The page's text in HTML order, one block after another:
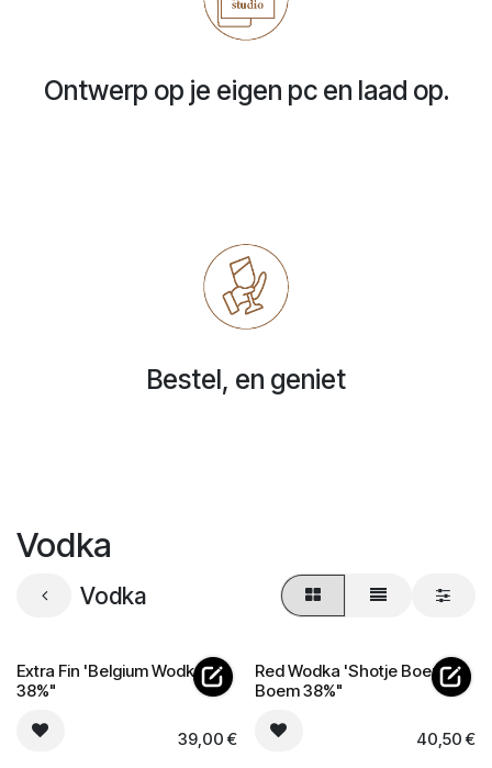
Ontwerp op je eigen pc en laad op.
Bestel, en geniet
Vodka
Vodka
Extra Fin 'Belgium Wodka
38%"
39,00€
Red Wodka 'Shotje Boem
Boem 38%"
40,50€